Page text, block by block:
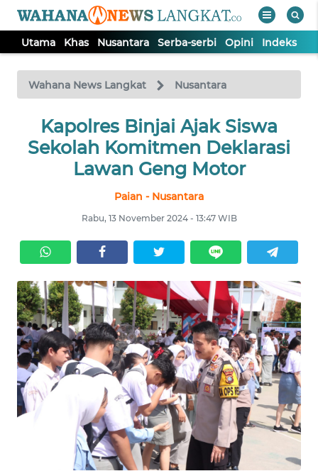
Utama Khas Nusantara Serba-serbi Opini Indeks
Wahana News Langkat Nusantara
Kapolres Binjai Ajak Siswa
Sekolah Komitmen Deklarasi
Lawan Geng Motor
Paian - Nusantara
Rabu, 13 November 2024 - 13:47 WIB
TV
Tutup
UTAMA
SERBA-
SERBI
OPINI
Informasi
INDEKS
BERITA
KONTAK